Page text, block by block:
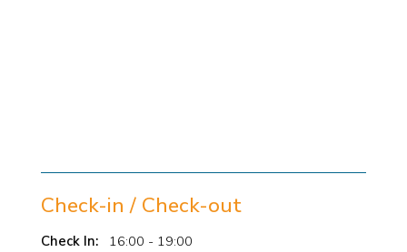
Check-in / Check-out
Check In:
16:00 - 19:00